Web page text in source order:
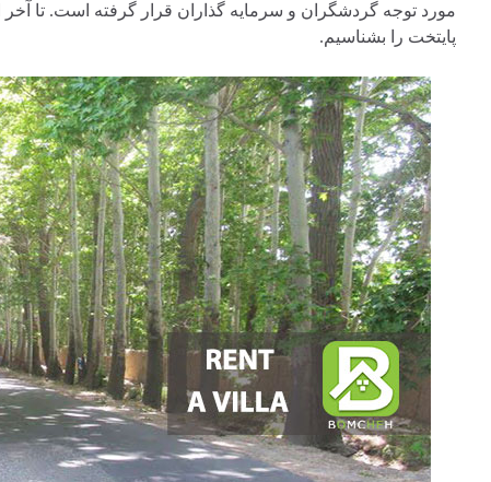
مورد توجه گردشگران و سرمایه گذاران قرار گرفته است. تا
پایتخت را بشناسیم.